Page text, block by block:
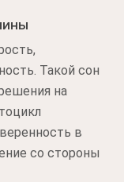
Такой сон
на
в
со стороны